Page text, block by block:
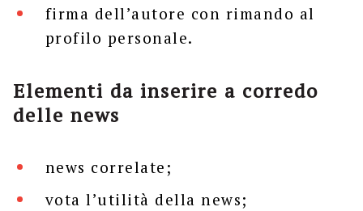
firma dell’autore con rimando al
profilo personale.
Elementi da inserire a corredo
delle news
news correlate;
vota l’utilità della news;